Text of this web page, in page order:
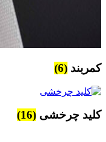
کمربند (6)
کلید چرخشی (16)